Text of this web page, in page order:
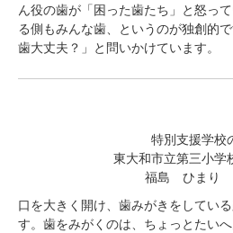
ん役の歯が「困った歯たち」と怒っ
る側もみんな歯、というのが独創的
歯大丈夫？」と問いかけています。
特別支援学校
東大和市立第三小学
福島 ひまり
口を大きく開け、歯みがきをしてい
す。歯をみがくのは、ちょっとたい